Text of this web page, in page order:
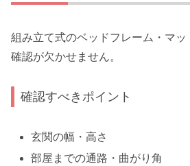
組み立て式のベッドフレーム・マ
確認が欠かせません。
確認すべきポイント
玄関の幅・高さ
部屋までの通路・曲がり角